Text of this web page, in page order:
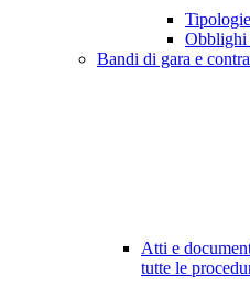
Obblighi
Bandi di gara e
Atti e
tutte le